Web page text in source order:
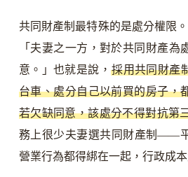
共同財產制最特殊的是處分權限。
「夫妻之一方，對於共同財產為
意。」也就是說， 採用共同財產
台車、處分自己以前買的房子，
若欠缺同意，該處分不得對抗第
務上很少夫妻選共同財產制——
營業行為都得綁在一起，行政成本